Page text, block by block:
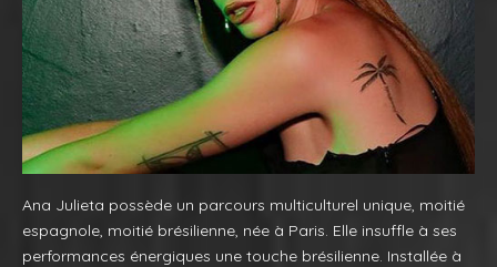
Ana Julieta possède un parcours multiculturel unique, moitié
espagnole, moitié brésilienne, née à Paris. Elle insuffle à ses
performances énergiques une touche brésilienne. Installée à